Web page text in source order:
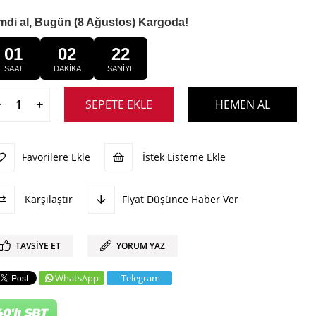
al, Bugün (8 Ağustos) Kargoda!
01
SAAT
02
DAKİKA
22
SANİYE
Favorilere Ekle İstek Listeme Ekle
Karşılaştır Fiyat Düşünce Haber Ver
TAVSIYE ET YORUM YAZ
WhatsApp Telegram